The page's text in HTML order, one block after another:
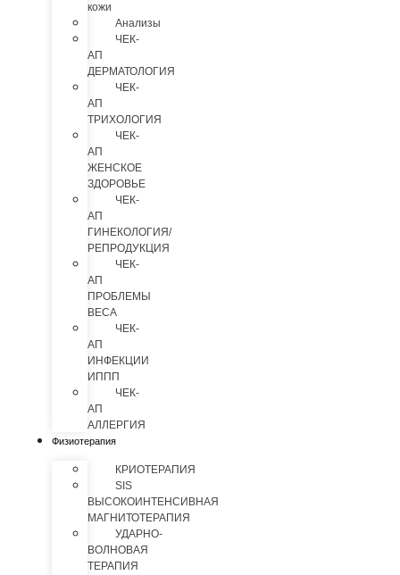
кожи
Анализы
ЧЕК-
АП
ДЕРМАТОЛОГИЯ
ЧЕК-
АП
ТРИХОЛОГИЯ
ЧЕК-
АП
ЖЕНСКОЕ
ЗДОРОВЬЕ
ЧЕК-
АП
ГИНЕКОЛОГИЯ/
РЕПРОДУКЦИЯ
ЧЕК-
АП
ПРОБЛЕМЫ
ВЕСА
ЧЕК-
АП
ИНФЕКЦИИ
ИППП
ЧЕК-
АП
АЛЛЕРГИЯ
Физиотерапия
КРИОТЕРАПИЯ
SIS
ВЫСОКОИНТЕНСИВНАЯ
МАГНИТОТЕРАПИЯ
УДАРНО-
ВОЛНОВАЯ
ТЕРАПИЯ